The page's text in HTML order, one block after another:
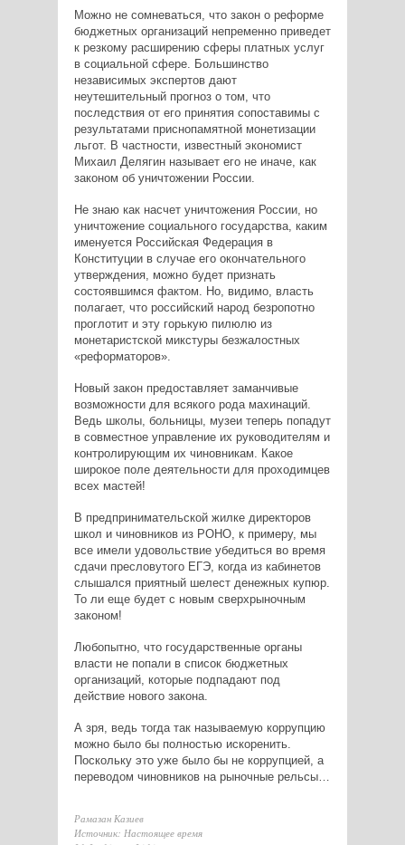
Можно не сомневаться, что закон о реформе
бюджетных организаций непременно приведет
к резкому расширению сферы платных услуг
в социальной сфере. Большинство
независимых экспертов дают
неутешительный прогноз о том, что
последствия от его принятия сопоставимы с
результатами приснопамятной монетизации
льгот. В частности, известный экономист
Михаил Делягин называет его не иначе, как
законом об уничтожении России.
Не знаю как насчет уничтожения России, но
уничтожение социального государства, каким
именуется Российская Федерация в
Конституции в случае его окончательного
утверждения, можно будет признать
состоявшимся фактом. Но, видимо, власть
полагает, что российский народ безропотно
проглотит и эту горькую пилюлю из
монетаристской микстуры безжалостных
«реформаторов».
Новый закон предоставляет заманчивые
возможности для всякого рода махинаций.
Ведь школы, больницы, музеи теперь попадут
в совместное управление их руководителям и
контролирующим их чиновникам. Какое
широкое поле деятельности для проходимцев
всех мастей!
В предпринимательской жилке директоров
школ и чиновников из РОНО, к примеру, мы
все имели удовольствие убедиться во время
сдачи пресловутого ЕГЭ, когда из кабинетов
слышался приятный шелест денежных купюр.
То ли еще будет с новым сверхрыночным
законом!
Любопытно, что государственные органы
власти не попали в список бюджетных
организаций, которые подпадают под
действие нового закона.
А зря, ведь тогда так называемую коррупцию
можно было бы полностью искоренить.
Поскольку это уже было бы не коррупцией, а
переводом чиновников на рыночные рельсы…
Рамазан Казиев
Источник: Настоящее время